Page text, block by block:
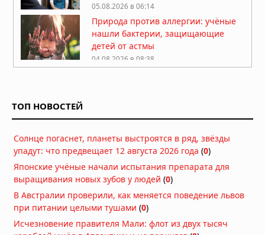
05.08.2026 в 06:14
Природа против аллергии: учёные
нашли бактерии, защищающие
детей от астмы
04.08.2026 в 08:38
Какие природные компоненты
помогают поддерживать активность
03.08.2026 в 06:39
Как перенести стоимость флешки
КТ/МРТ на пациента и поднять чек?
03.08.2026 в 05:44
Фермерский эффект: ученые нашли
ТОП НОВОСТЕЙ
Солнце погаснет, планеты выстроятся в ряд, звёзды
упадут: что предвещает 12 августа 2026 года (0)
Японские учёные начали испытания препарата для
выращивания новых зубов у людей (0)
В Австралии проверили, как меняется поведение львов
при питании целыми тушами (0)
Исчезновение правителя Мали: флот из двух тысяч